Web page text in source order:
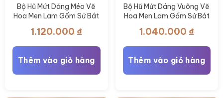
Bộ Hũ Mứt Dáng Méo Vẽ
Hoa Men Lam Gốm Sứ Bát
1.120.000 ₫
Thêm vào giỏ hàng
Bộ Hũ Mứt Dáng Vuông Vẽ
Hoa Men Lam Gốm Sứ Bát
1.040.000 ₫
Thêm vào giỏ hàng